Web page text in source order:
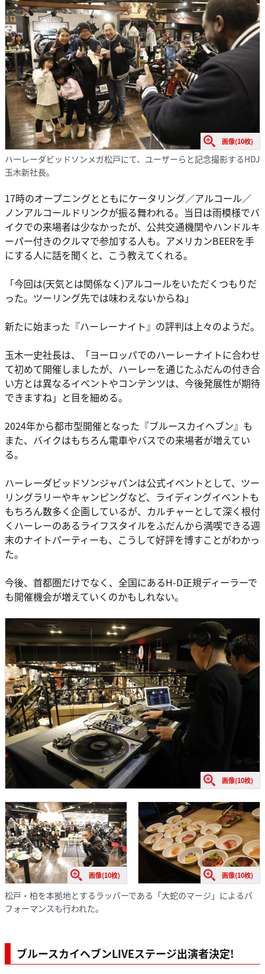
画像(10枚)
ハーレーダビッドソンメガ松戸にて、ユーザーらと記念撮影するHDJ
玉木新社長。
17時のオープニングとともにケータリング／アルコール／
ノンアルコールドリンクが振る舞われる。当日は雨模様でバ
イクでの来場者は少なかったが、公共交通機関やハンドルキ
ーパー付きのクルマで参加する人も。アメリカンBEERを手
にする人に話を聞くと、こう教えてくれる。
「今回は(天気とは関係なく)アルコールをいただくつもりだ
った。ツーリング先では味わえないからね」
新たに始まった『ハーレーナイト』の評判は上々のようだ。
玉木一史社長は、「ヨーロッパでのハーレーナイトに合わせ
て初めて開催しましたが、ハーレーを通じたふだんの付き合
い方とは異なるイベントやコンテンツは、今後発展性が期待
できますね」と目を細める。
2024年から都市型開催となった『ブルースカイヘブン』も
また、バイクはもちろん電車やバスでの来場者が増えてい
る。
ハーレーダビッドソンジャパンは公式イベントとして、ツー
リングラリーやキャンピングなど、ライディングイベントも
もちろん数多く企画しているが、カルチャーとして深く根付
くハーレーのあるライフスタイルをふだんから満喫できる週
末のナイトパーティーも、こうして好評を博すことがわかっ
た。
今後、首都圏だけでなく、全国にあるH-D正規ディーラーで
も開催機会が増えていくのかもしれない。
画像(10枚)
画像(10枚) 画像(10枚)
松戸・柏を本拠地とするラッパーである「大蛇のマージ」によるパ
フォーマンスも行われた。
ブルースカイヘブンLIVEステージ出演者決定!